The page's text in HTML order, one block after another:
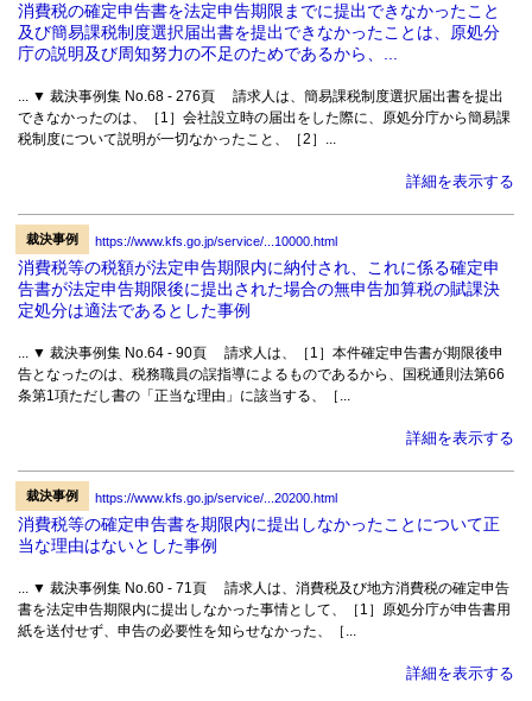
消費税の確定申告書を法定申告期限までに提出できなかったこと
及び簡易課税制度選択届出書を提出できなかったことは、原処分
庁の説明及び周知努力の不足のためであるから、...
... ▼ 裁決事例集 No.68 - 276頁 請求人は、簡易課税制度選択届出書を提出
できなかったのは、［1］会社設立時の届出をした際に、原処分庁から簡易課
税制度について説明が一切なかったこと、［2］...
詳細を表示する
裁決事例 https://www.kfs.go.jp/service/...10000.html
消費税等の税額が法定申告期限内に納付され、これに係る確定申
告書が法定申告期限後に提出された場合の無申告加算税の賦課決
定処分は適法であるとした事例
... ▼ 裁決事例集 No.64 - 90頁 請求人は、［1］本件確定申告書が期限後申
告となったのは、税務職員の誤指導によるものであるから、国税通則法第66
条第1項ただし書の「正当な理由」に該当する、［...
詳細を表示する
裁決事例 https://www.kfs.go.jp/service/...20200.html
消費税等の確定申告書を期限内に提出しなかったことについて正
当な理由はないとした事例
... ▼ 裁決事例集 No.60 - 71頁 請求人は、消費税及び地方消費税の確定申告
書を法定申告期限内に提出しなかった事情として、［1］原処分庁が申告書用
紙を送付せず、申告の必要性を知らせなかった、［...
詳細を表示する